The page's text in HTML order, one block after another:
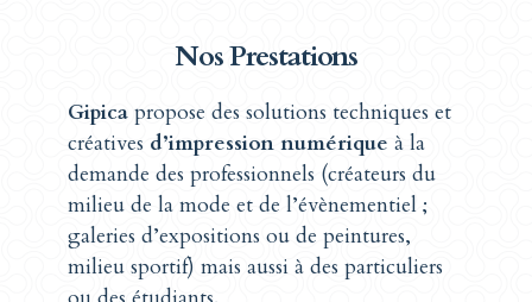
Nos Prestations
Gipicapropose des solutions techniques et
créatives d’impression numérique à la
demande des professionnels (créateurs du
milieu de la mode et de l’évènementiel ;
galeries d’expositions ou de peintures,
milieu sportif) mais aussi à des particuliers